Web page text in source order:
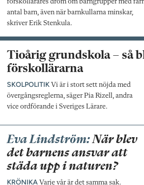
förskollärares dröm om barngrupper med
antal barn, även när barnkullarna minskar,
skriver Erik Stenkula.
Tioårig grundskola – så
förskollärarna
SKOLPOLITIK Vi är i stort sett nöjda med
övergångsreglerna, säger Pia Rizell, andra
vice ordförande i Sveriges Lärare.
Eva Lindström:När blev
det barnens ansvar att
städa upp i naturen?
KRÖNIKA Varje vår är det samma sak.